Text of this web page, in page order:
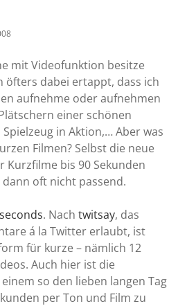
mit Videofunktion besitze
öfters dabei ertappt, dass ich
aufnehme oder aufnehmen
einer schönen
in Aktion,… Aber was
Filmen? Selbst die neue
Kurzfilme bis 90 Sekunden
oft nicht passend.
. Nach twitsay, das
á la Twitter erlaubt, ist
für kurze – nämlich 12
Auch hier ist die
so den lieben langen Tag
per Ton und Film zu